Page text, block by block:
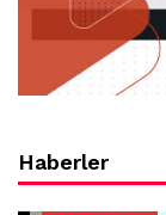
Haberler